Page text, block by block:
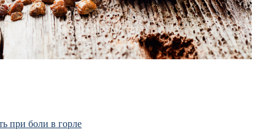
при боли в горле